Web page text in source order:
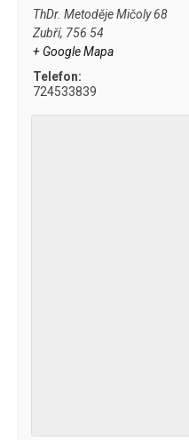
ThDr. Metoděje Mičoly 68
Zubří, 756 54
+ Google Mapa
Telefon:
724533839